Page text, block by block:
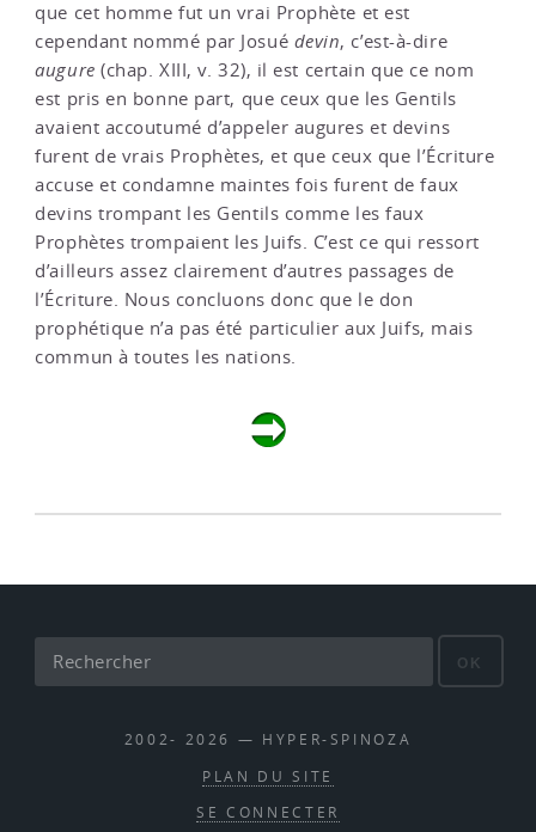
que cet homme fut un vrai Prophète et est
cependant nommé par Josué devin, c’est-à-dire
augure (chap. XIII, v. 32), il est certain que ce nom
est pris en bonne part, que ceux que les Gentils
avaient accoutumé d’appeler augures et devins
furent de vrais Prophètes, et que ceux que l’Écriture
accuse et condamne maintes fois furent de faux
devins trompant les Gentils comme les faux
Prophètes trompaient les Juifs. C’est ce qui ressort
d’ailleurs assez clairement d’autres passages de
l’Écriture. Nous concluons donc que le don
prophétique n’a pas été particulier aux Juifs, mais
commun à toutes les nations.
OK
2002- 2026 — HYPER-SPINOZA
PLAN DU SITE
SE CONNECTER